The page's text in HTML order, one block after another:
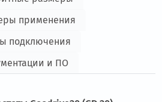
применения
подключения
и ПО